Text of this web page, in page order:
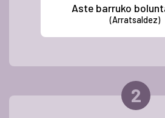
Aste barruko
(Arratsaldez)